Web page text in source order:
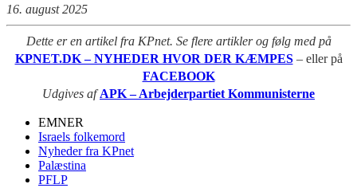
16. august 2025
Dette er en artikel fra KPnet. Se flere artikler og følg med på
KPNET.DK – NYHEDER HVOR DER KÆMPES – eller på
FACEBOOK
Udgives afAPK – Arbejderpartiet Kommunisterne
EMNER
Israels folkemord
Nyheder fra KPnet
Palæstina
PFLP